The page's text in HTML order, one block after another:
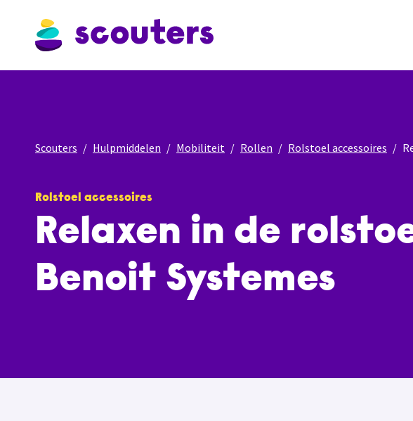
Scouters Hulpmiddelen Mobiliteit Rollen Rolstoel accessoires
Rolstoel accessoires
Relaxen in de
Benoit Systemes